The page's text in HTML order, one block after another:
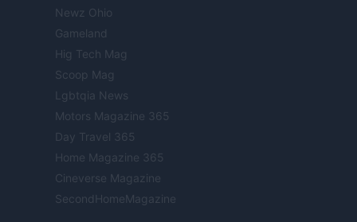
Newz Ohio
Gameland
Hig Tech Mag
Scoop Mag
Lgbtqia News
Motors Magazine 365
Day Travel 365
Home Magazine 365
Cineverse Magazine
SecondHomeMagazine